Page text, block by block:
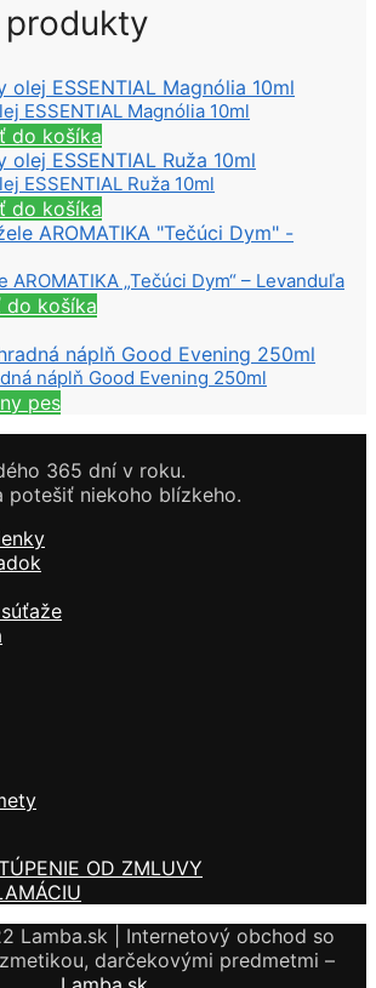
ESSENTIAL Magnólia 10ml
do košíka
ESSENTIAL Ruža 10ml
do košíka
AROMATIKA „Tečúci Dym“ – Levanduľa
do košíka
náplň Good Evening 250ml
pes
365 dní v roku.
potešiť niekoho blízkeho.
OD ZMLUVY
Lamba.sk | Internetový obchod so
darčekovými predmetmi –